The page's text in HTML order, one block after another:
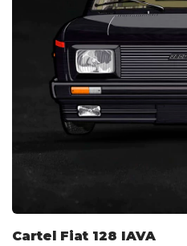
Cartel Fiat 128 IAVA